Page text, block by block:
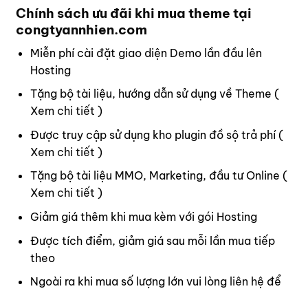
Chính sách ưu đãi khi mua theme tại
congtyannhien.com
Miễn phí cài đặt giao diện Demo lần đầu lên
Hosting
Tặng bộ tài liệu, hướng dẫn sử dụng về Theme (
Xem chi tiết )
Được truy cập sử dụng kho plugin đồ sộ trả phí (
Xem chi tiết )
Tặng bộ tài liệu MMO, Marketing, đầu tư Online (
Xem chi tiết )
Giảm giá thêm khi mua kèm với gói Hosting
Được tích điểm, giảm giá sau mỗi lần mua tiếp
theo
Ngoài ra khi mua số lượng lớn vui lòng liên hệ để